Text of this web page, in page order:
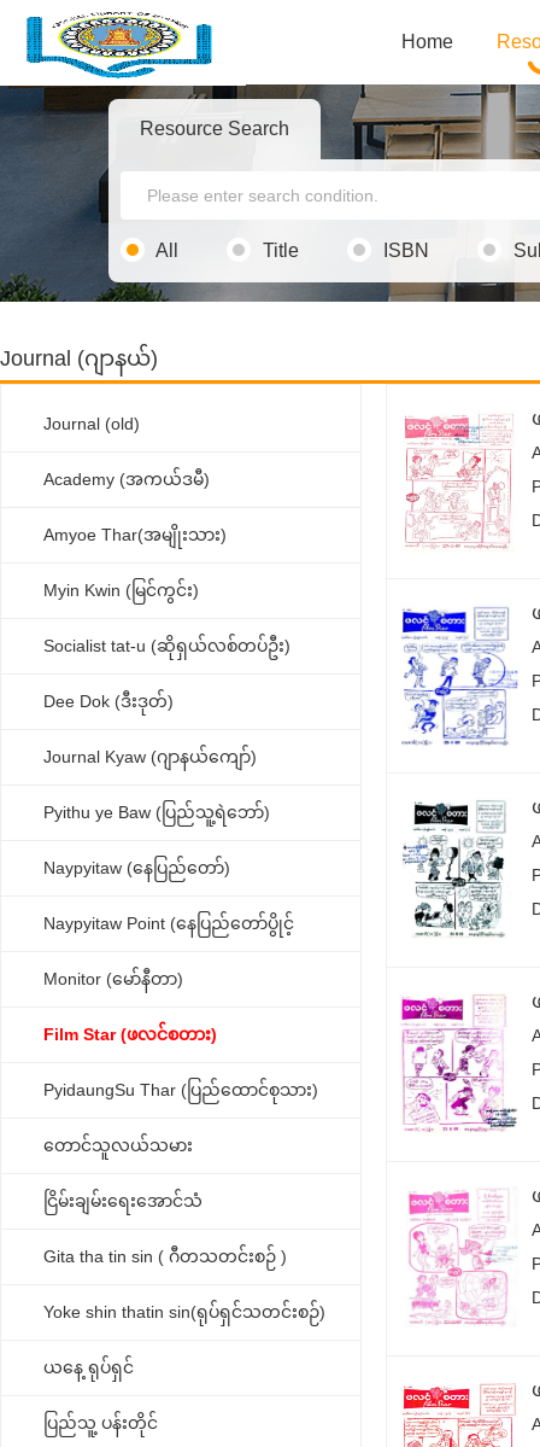
Home
Resource Search
All Title ISBN
Journal (ဂျာနယ်)
Journal (old)
Academy (အကယ်ဒမီ)
Amyoe Thar(အမျိုးသား)
Myin Kwin (မြင်ကွင်း)
Socialist tat-u (ဆိုရှယ်လစ်တပ်ဦး)
Dee Dok (ဒီးဒုတ်)
Journal Kyaw (ဂျာနယ်ကျော်)
Pyithu ye Baw (ပြည်သူ့ရဲဘော်)
Naypyitaw (နေပြည်တော်)
Naypyitaw Point (နေပြည်တော်ပွိုင့်
Monitor (မော်နီတာ)
Film Star (ဖလင်စတား)
PyidaungSu Thar (ပြည်ထောင်စုသား)
တောင်သူလယ်သမား
ငြိမ်းချမ်းရေးအောင်သံ
Gita tha tin sin ( ဂီတသတင်းစဉ် )
Yoke shin thatin sin(ရုပ်ရှင်သတင်းစဉ်)
ယနေ့ ရုပ်ရှင်
ပြည်သူ့ ပန်းတိုင်